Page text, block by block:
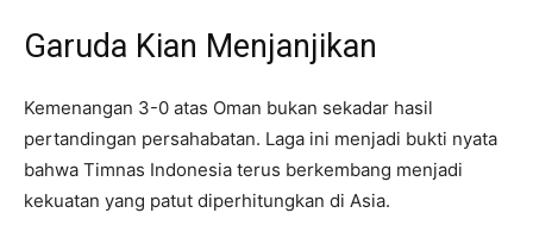
Garuda Kian Menjanjikan
Kemenangan 3-0 atas Oman bukan sekadar hasil
pertandingan persahabatan. Laga ini menjadi bukti nyata
bahwa Timnas Indonesia terus berkembang menjadi
kekuatan yang patut diperhitungkan di Asia.